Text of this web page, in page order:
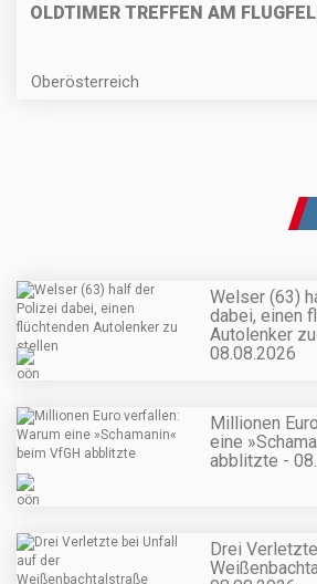
OLDTIMER TREFFEN AM
Oberösterreich
Welser (63)
dabei, einen
Autolenker
08.08.2026
Millionen
eine
abblitzte -
Drei